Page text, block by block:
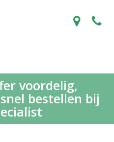
voordelig,
bestellen bij